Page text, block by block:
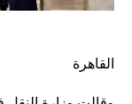
القاهرة